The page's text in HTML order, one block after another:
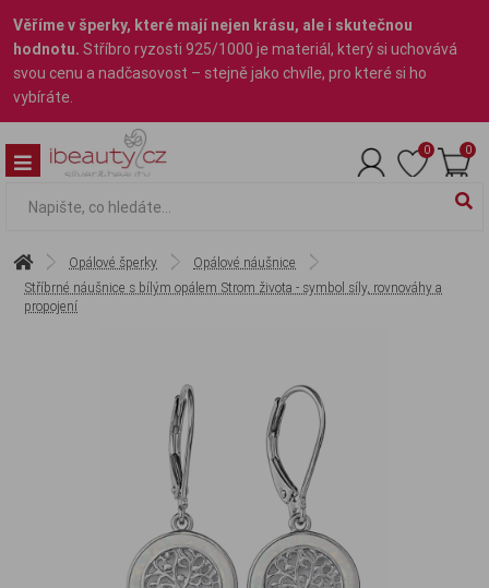
Věříme v šperky, které mají nejen krásu, ale i skutečnou
hodnotu. Stříbro ryzosti 925/1000 je materiál, který si uchovává
svou cenu a nadčasovost – stejně jako chvíle, pro které si ho
vybíráte.
0 0
Opálové šperky
Opálové náušnice
Stříbrné náušnice s bílým opálem Strom života - symbol síly, rovnováhy a
propojení